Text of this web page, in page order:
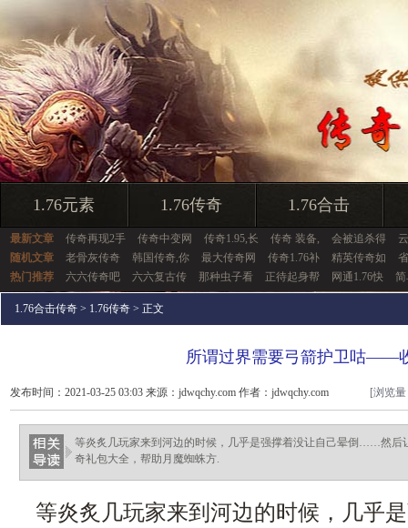
1.76元素 1.76传奇 1.76合击
最新文章 传奇再现2手 传奇中变网 传奇1.95,长 传奇 装备, 会被追杀得
随机文章
老骨灰传奇 韩国传奇,你 最大传奇网 传奇1.76补 精英传奇如
热门推荐
六六传奇吧 六六复古传 那种虫子看 正待起身帮 网通1.76快 简
1.76合击传奇 > 1.76传奇 > 正文
所谓过界需要弓箭护卫咕——
发布时间：2021-03-25 03:03 来源：jdwqchy.com 作者：jdwqchy.com [浏览
等炎炙几玩家来到河边的时候，几乎是强撑着没让自己晕倒……然后
奇礼包大全，帮助月魔蜘蛛方.
等炎炙几玩家来到河边的时候，几乎